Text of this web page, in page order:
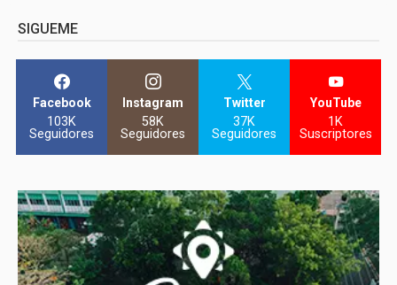
SIGUEME
Facebook
103K
Seguidores
Instagram
58K
Seguidores
Twitter
37K
Seguidores
YouTube
1K
Suscriptores